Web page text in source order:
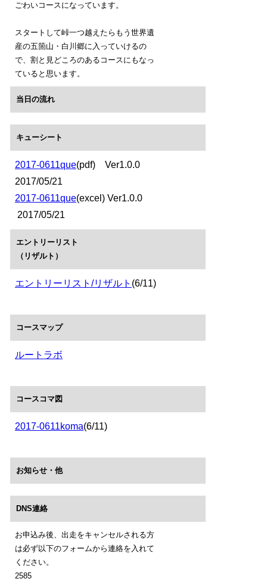
ごわいコースになっています。
スタートして峠一つ越えたらもう世界遺
産の五箇山・白川郷に入っていけるの
で、割と見どころのあるコースにもなっ
ていると思います。
当日の流れ
キューシート
2017-0611que(pdf) Ver1.0.0
2017/05/21
2017-0611que(excel) Ver1.0.0
2017/05/21
エントリーリスト
（リザルト）
エントリーリスト/リザルト (6/11)
コースマップ
ルートラボ
コースコマ図
2017-0611koma(6/11)
お知らせ・他
DNS連絡
お申込み後、出走をキャンセルされる方
は必ず以下のフォームから連絡を入れて
ください。
2585